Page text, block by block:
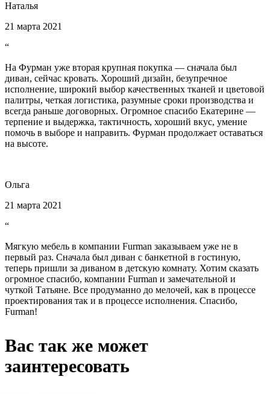
Наталья
21 марта 2021
“
На Фурман уже вторая крупная покупка — сначала был
диван, сейчас кровать. Хороший дизайн, безупречное
исполнение, широкий выбор качественных тканей и цветовой
палитры, четкая логистика, разумные сроки производства и
всегда раньше договорных. Огромное спасибо Екатерине —
терпение и выдержка, тактичность, хороший вкус, умение
помочь в выборе и направить. Фурман продолжает оставаться
на высоте.
Ольга
21 марта 2021
“
Мягкую мебель в компании Furman заказываем уже не в
первый раз. Сначала был диван с банкетной в гостиную,
теперь пришли за диваном в детскую комнату. Хотим сказать
огромное спасибо, компании Furman и замечательной и
чуткой Татьяне. Все продуманно до мелочей, как в процессе
проектирования так и в процессе исполнения. Спасибо,
Furman!
Вас так же может
заинтересовать